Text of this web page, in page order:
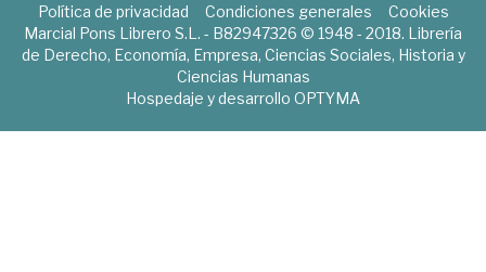
Política de privacidad Condiciones generales
Cookies
Marcial Pons Librero S.L. - B82947326 © 1948 - 2018. Librería
de Derecho, Economía, Empresa, Ciencias Sociales, Historia y
Ciencias Humanas
Hospedaje y desarrollo OPTYMA